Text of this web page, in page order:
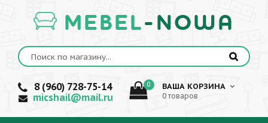
MEBEL-NOWA
8 (960) 728-75-14
micshail@mail.ru
0 ВАША КОРЗИНА
0 товаров